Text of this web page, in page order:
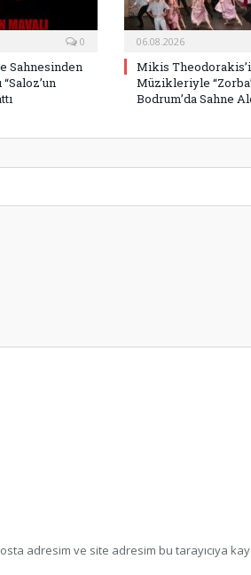
0
Sahnesinden
06.08.2026
Mikis
Müzikleriyle
Bodrum’da Sahne
adresim ve site adresim bu tarayıcıya